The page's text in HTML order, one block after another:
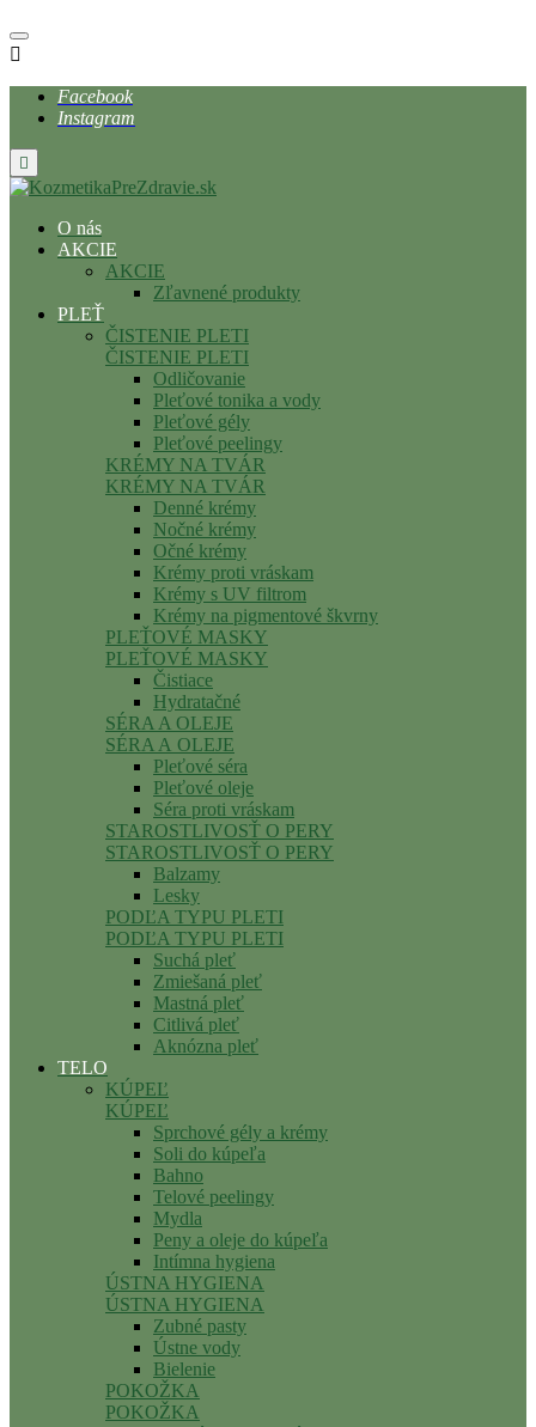

Facebook
Instagram

O nás
AKCIE
AKCIE
Zľavnené produkty
PLEŤ
ČISTENIE PLETI
ČISTENIE PLETI
Odličovanie
Pleťové tonika a vody
Pleťové gély
Pleťové peelingy
KRÉMY NA TVÁR
KRÉMY NA TVÁR
Denné krémy
Nočné krémy
Očné krémy
Krémy proti vráskam
Krémy s UV filtrom
Krémy na pigmentové škvrny
PLEŤOVÉ MASKY
PLEŤOVÉ MASKY
Čistiace
Hydratačné
SÉRA A OLEJE
SÉRA A OLEJE
Pleťové séra
Pleťové oleje
Séra proti vráskam
STAROSTLIVOSŤ O PERY
STAROSTLIVOSŤ O PERY
Balzamy
Lesky
PODĽA TYPU PLETI
PODĽA TYPU PLETI
Suchá pleť
Zmiešaná pleť
Mastná pleť
Citlivá pleť
Aknózna pleť
TELO
KÚPEĽ
KÚPEĽ
Sprchové gély a krémy
Soli do kúpeľa
Bahno
Telové peelingy
Mydla
Peny a oleje do kúpeľa
Intímna hygiena
ÚSTNA HYGIENA
ÚSTNA HYGIENA
Zubné pasty
Ústne vody
Bielenie
POKOŽKA
POKOŽKA